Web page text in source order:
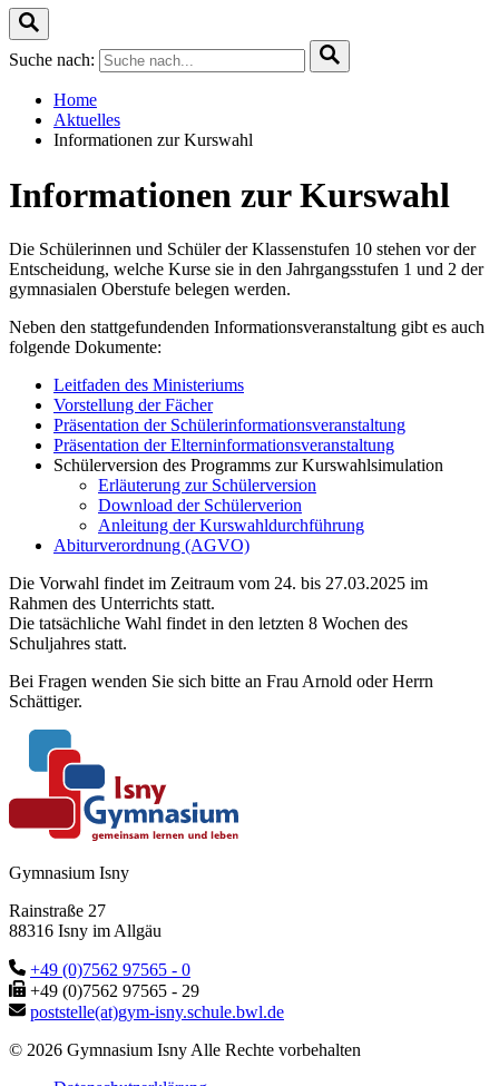
Suche nach:
Home
Aktuelles
Informationen zur Kurswahl
Informationen zur Kurswahl
Die Schülerinnen und Schüler der Klassenstufen 10 stehen vor der
Entscheidung, welche Kurse sie in den Jahrgangsstufen 1 und 2 der
gymnasialen Oberstufe belegen werden.
Neben den stattgefundenden Informationsveranstaltung gibt es auch
folgende Dokumente:
Leitfaden des Ministeriums
Vorstellung der Fächer
Präsentation der Schülerinformationsveranstaltung
Präsentation der Elterninformationsveranstaltung
Schülerversion des Programms zur Kurswahlsimulation
Erläuterung zur Schülerversion
Download der Schülerverion
Anleitung der Kurswahldurchführung
Abiturverordnung (AGVO)
Die Vorwahl findet im Zeitraum vom 24. bis 27.03.2025 im
Rahmen des Unterrichts statt.
Die tatsächliche Wahl findet in den letzten 8 Wochen des
Schuljahres statt.
Bei Fragen wenden Sie sich bitte an Frau Arnold oder Herrn
Schättiger.
Gymnasium Isny
Rainstraße 27
88316 Isny im Allgäu
+49 (0)7562 97565 - 0
+49 (0)7562 97565 - 29
poststelle(at)gym-isny.schule.bwl.de
© 2026 Gymnasium Isny Alle Rechte vorbehalten